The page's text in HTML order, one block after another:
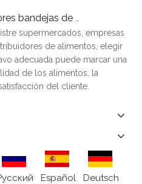
aluminio para catering, asado y entrega de alimentos
supermercados, empresas
de alimentos, elegir
adecuada puede marcar una
de los alimentos, la
del cliente.
Español Deutsch